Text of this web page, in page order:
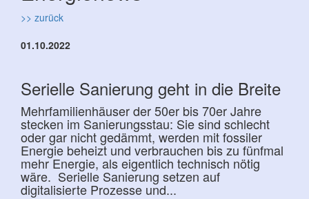
>> zurück
01.10.2022
Serielle Sanierung geht in die Breite
Mehrfamilienhäuser der 50er bis 70er Jahre
stecken im Sanierungsstau: Sie sind schlecht
oder gar nicht gedämmt, werden mit fossiler
Energie beheizt und verbrauchen bis zu fünfmal
mehr Energie, als eigentlich technisch nötig
wäre. Serielle Sanierung setzen auf
digitalisierte Prozesse und...